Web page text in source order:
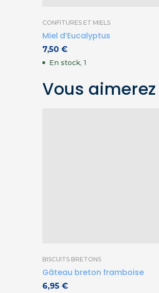
CONFITURES ET MIELS
Miel d’Eucalyptus
7,50 €
En stock, 1
Vous
BISCUITS BRETONS
Gâteau breton framboise
6,95 €